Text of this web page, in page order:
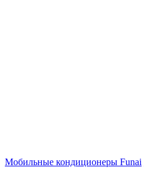
Мобильные кондиционеры Funai